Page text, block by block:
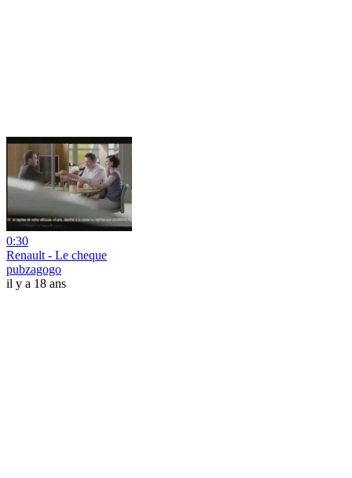
0:30
Renault - Le cheque
pubzagogo
il y a 18 ans